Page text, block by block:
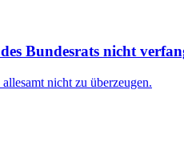
Bundesrats nicht
nicht zu überzeugen.